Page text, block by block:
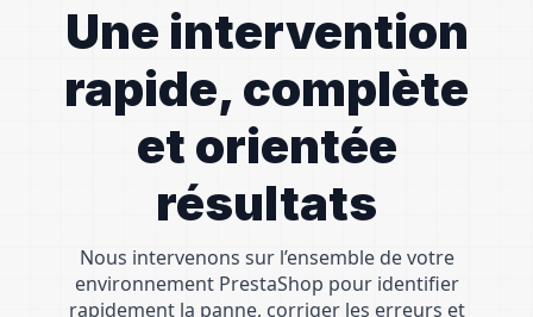
Une intervention
rapide, complète
et orientée
résultats
Nous intervenons sur l’ensemble de votre
environnement PrestaShop pour identifier
rapidement la panne, corriger les erreurs et